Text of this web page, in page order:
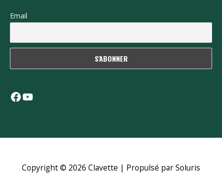
Email
Facebook
YouTube
Copyright © 2026 Clavette | Propulsé par Soluris